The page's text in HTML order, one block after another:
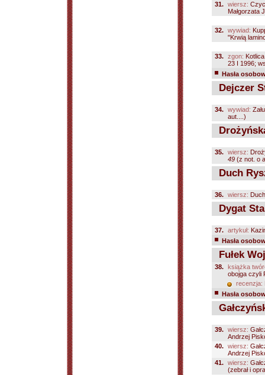
31. wiersz:
Małgorzata
32. wywiad:
"Krwią
33. zgon:
23 I 1996;
Hasła
Dejczer
34. wywiad:
aut....)
35. wiersz:
49 (z not. o
Duch
36. wiersz:
Dygat
37. artykuł:
Hasła
Fułek
38. książka
obojga czyli
recenzja:
Hasła
39. wiersz:
Andrzej
40. wiersz:
Andrzej
41. wiersz:
(zebrał i